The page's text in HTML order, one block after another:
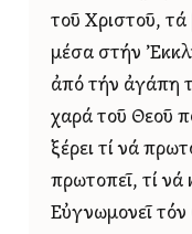
τοῦ Χριστοῦ, τά
μέσα στήν
ἀπό τήν ἀγάπη
χαρά τοῦ Θεοῦ
ξέρει τί νά
πρωτοπεῖ, τί νά
Εὐγνωμονεῖ τόν